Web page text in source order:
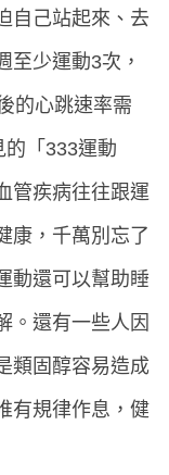
自己站起來、去
至少運動3次，
的心跳速率需
「333運動
管疾病往往跟運
康，千萬別忘了
動還可以幫助睡
。還有一些人因
類固醇容易造成
有規律作息，健